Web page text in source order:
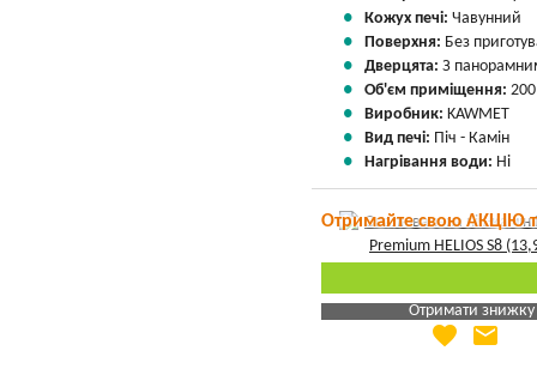
Кожух печі: Чавунний
Поверхня: Без
Дверцята: З
Об'єм приміщення:
Виробник: KAWMET
Вид печі: Піч - Камін
Нагрівання води: Ні
Отримайте свою АКЦІЮ
Отримати знижку
Яка Ваша ціна
favorite email